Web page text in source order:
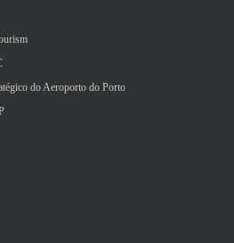
do Aeroporto do Porto